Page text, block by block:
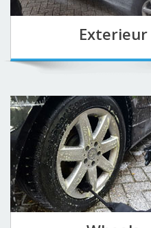
Exterieur